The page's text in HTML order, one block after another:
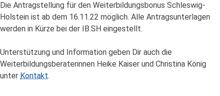
Die Antragstellung für den Weiterbildungsbonus Schleswig-
Holstein ist ab dem 16.11.22 möglich. Alle Antragsunterlagen
werden in Kürze bei der IB.SH eingestellt.
Unterstützung und Information geben Dir auch die
Weiterbildungsberaterinnen Heike Kaiser und Christina König
unter Kontakt.